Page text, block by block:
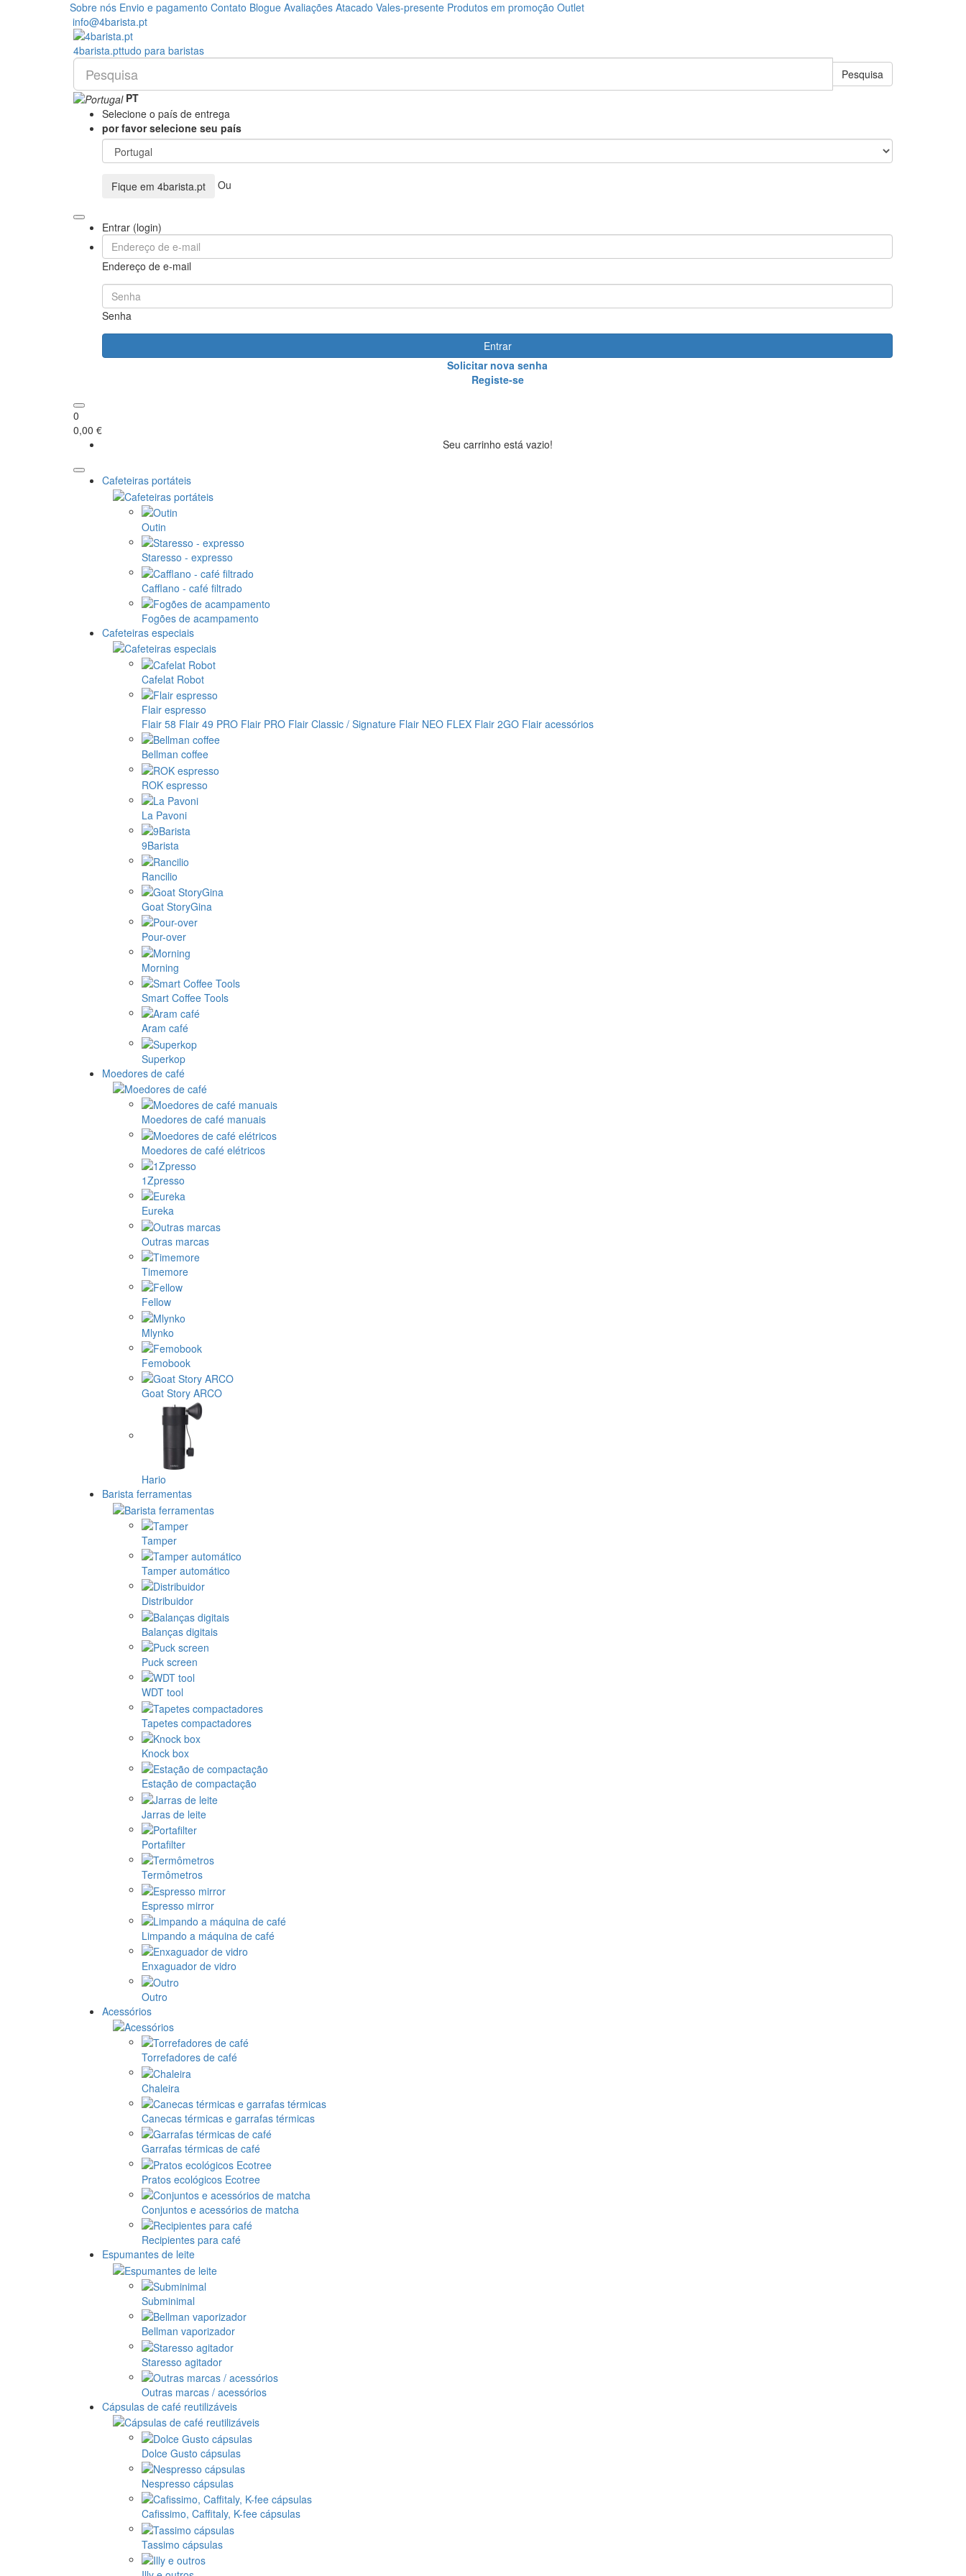
Sobre nós Envio e pagamento Contato Blogue Avaliações Atacado Vales-presente Produtos em promoção Outlet
info@4barista.pt
4barista.pttudo para baristas
Pesquisa
PT
Selecione o país de entrega
por favor selecione seu país
Fique em 4barista.pt Ou
Entrar (login)
Endereço de e-mail
Senha
Entrar
Solicitar nova senha
Registe-se
0
0,00 €
Seu carrinho está vazio!
Cafeteiras portáteis
Outin
Staresso - expresso
Cafflano - café filtrado
Fogões de acampamento
Cafeteiras especiais
Cafelat Robot
Flair espresso
Flair 58 Flair 49 PRO Flair PRO Flair Classic / Signature Flair NEO FLEX Flair 2GO Flair acessórios
Bellman coffee
ROK espresso
La Pavoni
9Barista
Rancilio
Goat StoryGina
Pour-over
Morning
Smart Coffee Tools
Aram café
Superkop
Moedores de café
Moedores de café manuais
Moedores de café elétricos
1Zpresso
Eureka
Outras marcas
Timemore
Fellow
Mlynko
Femobook
Goat Story ARCO
Hario
Barista ferramentas
Tamper
Tamper automático
Distribuidor
Balanças digitais
Puck screen
WDT tool
Tapetes compactadores
Knock box
Estação de compactação
Jarras de leite
Portafilter
Termômetros
Espresso mirror
Limpando a máquina de café
Enxaguador de vidro
Outro
Acessórios
Torrefadores de café
Chaleira
Canecas térmicas e garrafas térmicas
Garrafas térmicas de café
Pratos ecológicos Ecotree
Conjuntos e acessórios de matcha
Recipientes para café
Espumantes de leite
Subminimal
Bellman vaporizador
Staresso agitador
Outras marcas / acessórios
Cápsulas de café reutilizáveis
Dolce Gusto cápsulas
Nespresso cápsulas
Cafissimo, Caffitaly, K-fee cápsulas
Tassimo cápsulas